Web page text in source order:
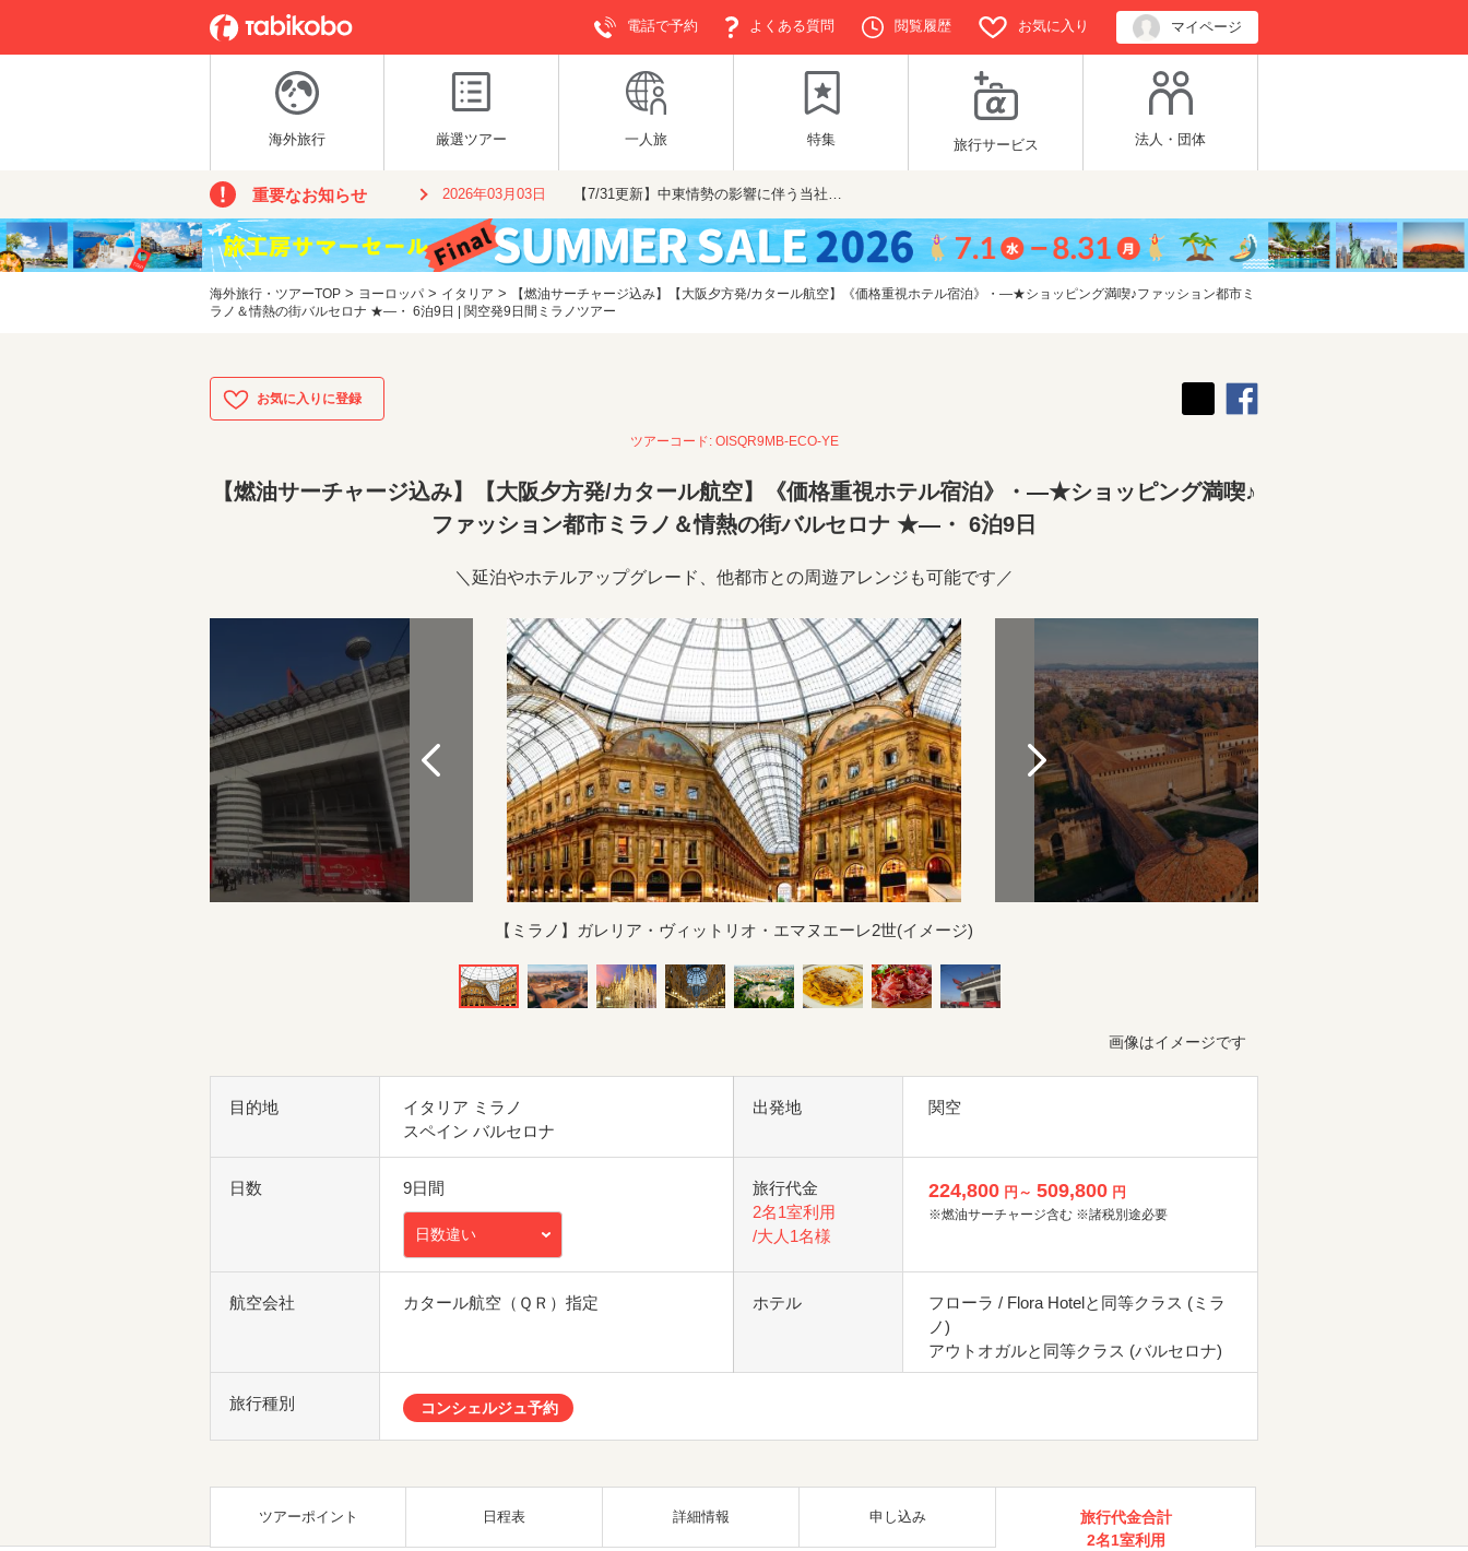
電話で予約 よくある質問 閲覧履歴 お気に入り マイページ
海外旅行 厳選ツアー 一人旅 特集 旅行サービス 法人・団体
重要なお知らせ 2026年03月03日 【7/31更新】中東情勢の影響に伴う当社…
海外旅行・ツアーTOP > ヨーロッパ > イタリア >
【燃油サーチャージ込み】【大阪夕方発/カタール航空】《価格重視ホテル宿泊》・―★ショッピング満喫♪ファッション都市ミ
ラノ＆情熱の街バルセロナ ★―・ 6泊9日 | 関空発9日間ミラノツアー
ツアーコード: OISQR9MB-ECO-YE
【燃油サーチャージ込み】【大阪夕方発/カタール航空】《価格重視ホテル宿泊》・―★ショッピング満喫♪
ファッション都市ミラノ＆情熱の街バルセロナ ★―・ 6泊9日
＼延泊やホテルアップグレード、他都市との周遊アレンジも可能です／
【ミラノ】ガレリア・ヴィットリオ・エマヌエーレ2世(イメージ)
画像はイメージです
目的地
イタリア ミラノ
スペイン バルセロナ
出発地 関空
日数 9日間
日数違い
旅行代金
2名1室利用
/大人1名様
224,800 円～ 509,800 円
※燃油サーチャージ含む ※諸税別途必要
航空会社 カタール航空（ＱＲ）指定 ホテル
フローラ / Flora Hotelと同等クラス (ミラ
ノ)
アウトオガルと同等クラス (バルセロナ)
旅行種別 コンシェルジュ予約
ツアーポイント 日程表 詳細情報 申し込み
旅行代金合計
2名1室利用